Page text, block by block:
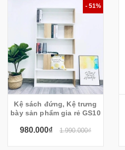
- 51%
Kệ sách đứng, Kệ trưng
bày sản phẩm gia rẻ GS10
980.000₫ 1.990.000₫